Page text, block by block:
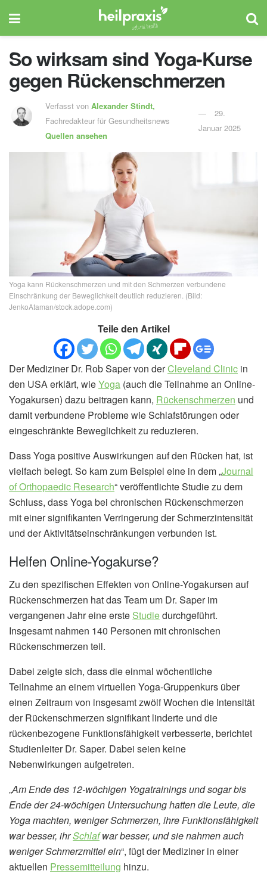
So wirksam sind Yoga-Kurse
gegen Rückenschmerzen
Verfasst von Alexander Stindt,
Fachredakteur für Gesundheitsnews
Quellen ansehen
29.
Januar 2025
Yoga kann Rückenschmerzen und mit den Schmerzen verbundene
Einschränkung der Beweglichkeit deutlich reduzieren. (Bild:
JenkoAtaman/stock.adope.com)
Teile den Artikel
Der Mediziner Dr. Rob Saper von derCleveland Clinic in
den USA erklärt, wieYoga (auch die Teilnahme an Online-
Yogakursen) dazu beitragen kann, Rückenschmerzen und
damit verbundene Probleme wie Schlafstörungen oder
eingeschränkte Beweglichkeit zu reduzieren.
Dass Yoga positive Auswirkungen auf den Rücken hat, ist
vielfach belegt. So kam zum Beispiel eine in dem „Journal
of Orthopaedic Research“ veröffentlichte Studie zu dem
Schluss, dass Yoga bei chronischen Rückenschmerzen
mit einer signifikanten Verringerung der Schmerzintensität
und der Aktivitätseinschränkungen verbunden ist.
Helfen Online-Yogakurse?
Zu den spezifischen Effekten von Online-Yogakursen auf
Rückenschmerzen hat das Team um Dr. Saper im
vergangenen Jahr eine erste Studiedurchgeführt.
Insgesamt nahmen 140 Personen mit chronischen
Rückenschmerzen teil.
Dabei zeigte sich, dass die einmal wöchentliche
Teilnahme an einem virtuellen Yoga-Gruppenkurs über
einen Zeitraum von insgesamt zwölf Wochen die Intensität
der Rückenschmerzen signifikant linderte und die
rückenbezogene Funktionsfähigkeit verbesserte, berichtet
Studienleiter Dr. Saper. Dabei seien keine
Nebenwirkungen aufgetreten.
„Am Ende des 12-wöchigen Yogatrainings und sogar bis
Ende der 24-wöchigen Untersuchung hatten die Leute, die
Yoga machten, weniger Schmerzen, ihre Funktionsfähigkeit
war besser, ihrSchlafwar besser, und sie nahmen auch
weniger Schmerzmittel ein“, fügt der Mediziner in einer
aktuellen Pressemitteilung hinzu.